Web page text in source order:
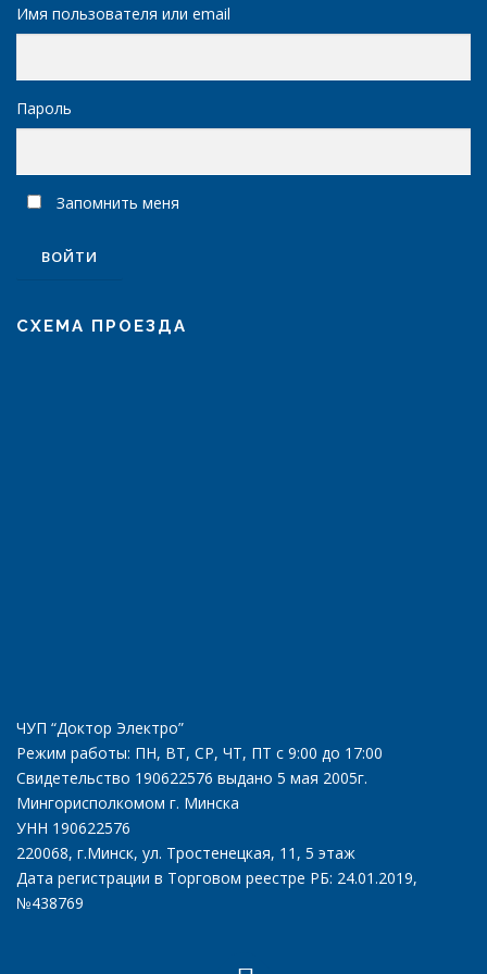
Имя пользователя или email
Пароль
Запомнить меня
СХЕМА ПРОЕЗДА
ЧУП “Доктор Электро”
Режим работы: ПН, ВТ, СР, ЧТ, ПТ с 9:00 до 17:00
Свидетельство 190622576 выдано 5 мая 2005г.
Мингорисполкомом г. Минска
УНН 190622576
220068, г.Минск, ул. Тростенецкая, 11, 5 этаж
Дата регистрации в Торговом реестре РБ: 24.01.2019,
№438769